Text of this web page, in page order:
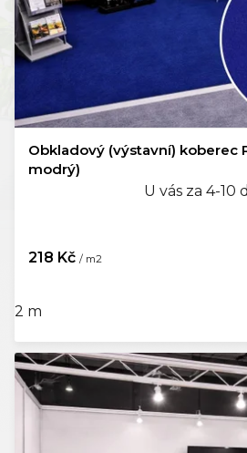
Obkladový (výstavní) koberec
modrý)
U vás za 4-10
218 Kč / m2
2 m